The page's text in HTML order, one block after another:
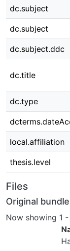
dc.subject
dc.subject
dc.subject.ddc
dc.title
dc.type
local.affiliation
thesis.level
Files
Original bundle
Now showing 1